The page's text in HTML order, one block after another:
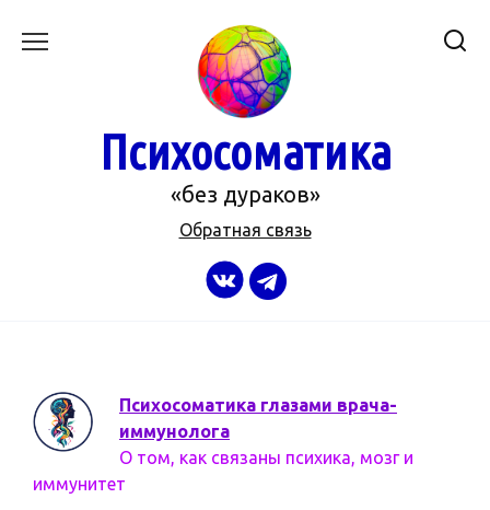
Психосоматика
«без дураков»
Обратная связь
Психосоматика глазами врача-
иммунолога
О том, как связаны психика, мозг и
иммунитет